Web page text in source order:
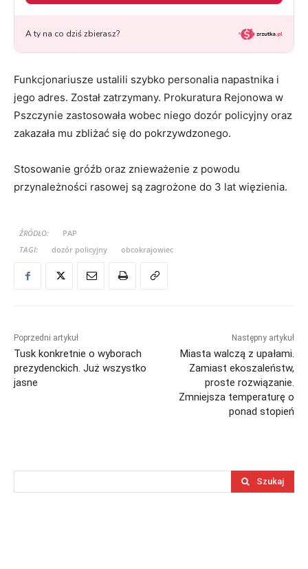
Funkcjonariusze ustalili szybko personalia napastnika i
jego adres. Został zatrzymany. Prokuratura Rejonowa w
Pszczynie zastosowała wobec niego dozór policyjny oraz
zakazała mu zbliżać się do pokrzywdzonego.
Stosowanie gróźb oraz znieważenie z powodu
przynależności rasowej są zagrożone do 3 lat więzienia.
ŹRÓDŁO:
PAP
TAGI:
dozór policyjny obcokrajowiec
Poprzedni artykuł
Tusk konkretnie o wyborach
prezydenckich. Już wszystko
jasne
Następny artykuł
Miasta walczą z upałami.
Zamiast ekoszaleństw,
proste rozwiązanie.
Zmniejsza temperaturę o
ponad stopień
Szukaj